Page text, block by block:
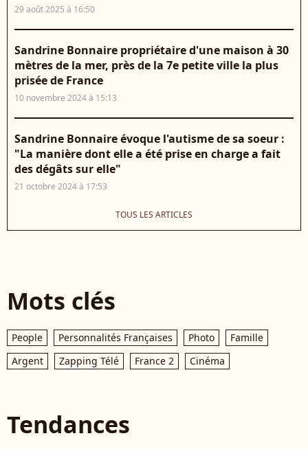
29 août 2025 à 16:50
Sandrine Bonnaire propriétaire d'une maison à 30
mètres de la mer, près de la 7e petite ville la plus
prisée de France
10 novembre 2024 à 15:13
Sandrine Bonnaire évoque l'autisme de sa soeur :
"La manière dont elle a été prise en charge a fait
des dégâts sur elle"
21 octobre 2024 à 17:53
TOUS LES ARTICLES
Mots clés
People Personnalités Françaises Photo
Famille
Argent
Zapping Télé France 2 Cinéma
Tendances